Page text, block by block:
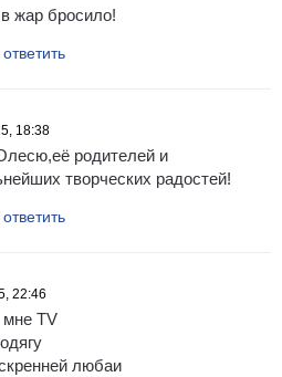
жар бросило!
18:38
родителей и
творческих радостей!
22:46
мне ТV
любаи